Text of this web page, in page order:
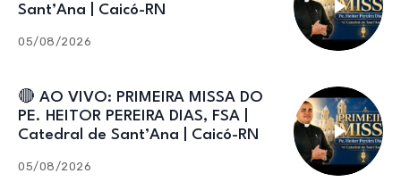
Sant’Ana | Caicó-RN
05/08/2026
🔴 AO VIVO: PRIMEIRA MISSA DO
PE. HEITOR PEREIRA DIAS, FSA |
Catedral de Sant’Ana | Caicó-RN
05/08/2026